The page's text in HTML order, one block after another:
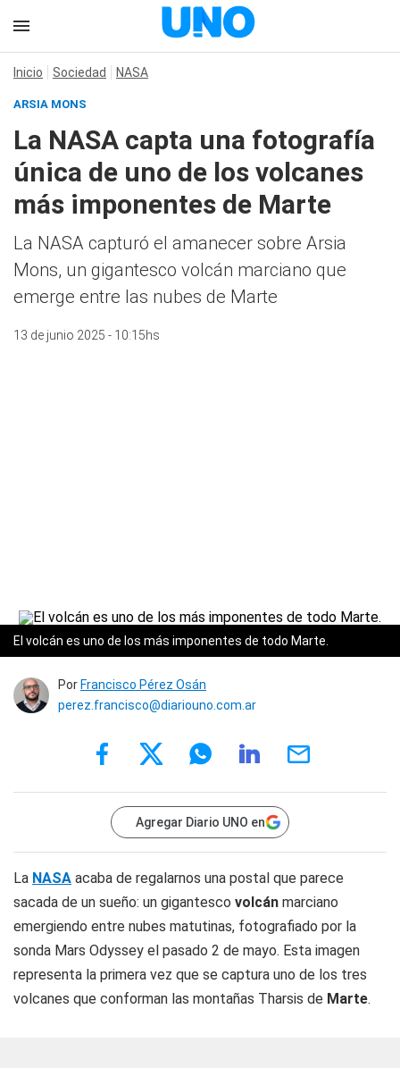
Inicio Sociedad NASA
ARSIA MONS
La NASA capta una fotografía
única de uno de los volcanes
más imponentes de Marte
La NASA capturó el amanecer sobre Arsia
Mons, un gigantesco volcán marciano que
emerge entre las nubes de Marte
13 de junio 2025 - 10:15hs
El volcán es uno de los más imponentes de todo Marte.
Por Francisco Pérez Osán
perez.francisco@diariouno.com.ar
Agregar Diario UNO en
La NASA acaba de regalarnos una postal que parece
sacada de un sueño: un gigantesco volcán marciano
emergiendo entre nubes matutinas, fotografiado por la
sonda Mars Odyssey el pasado 2 de mayo. Esta imagen
representa la primera vez que se captura uno de los tres
volcanes que conforman las montañas Tharsis de Marte.